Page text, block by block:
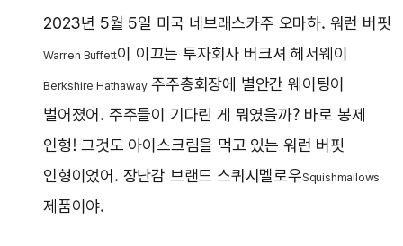
2023년 5월 5일 미국 네브래스카주 오마하. 워런 버핏
Warren Buffett이 이끄는 투자회사 버크셔 헤서웨이
Berkshire Hathaway주주총회장에 별안간 웨이팅이
벌어졌어. 주주들이 기다린 게 뭐였을까? 바로 봉제
인형! 그것도 아이스크림을 먹고 있는 워런 버핏
인형이었어. 장난감 브랜드 스퀴시멜로우Squishmallows
제품이야.